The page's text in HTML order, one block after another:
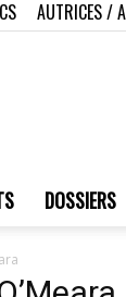
AUTRICES /
DOSSIERS